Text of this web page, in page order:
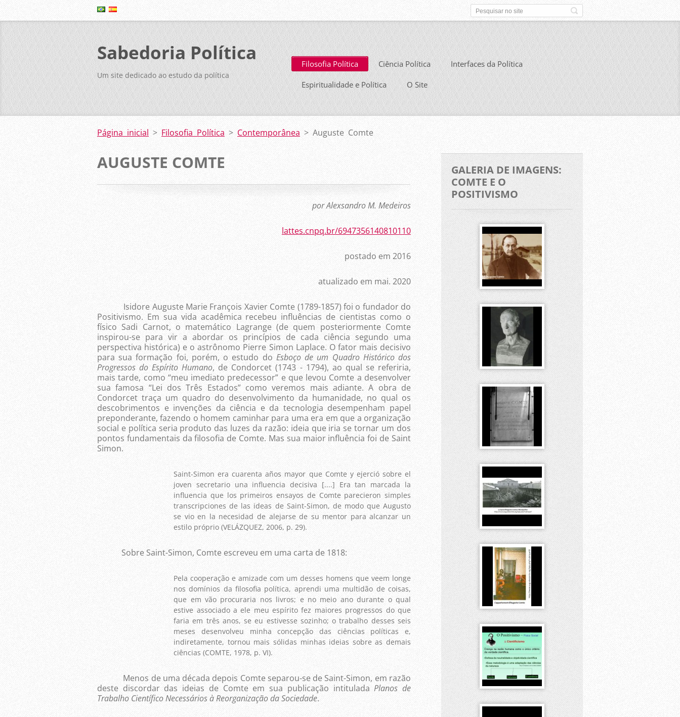
Sabedoria Política
Um site dedicado ao estudo da política
Filosofia Política Ciência Política Interfaces da Política
Espiritualidade e Política O Site
Página inicial > Filosofia Política > Contemporânea > Auguste Comte
AUGUSTE COMTE
por Alexsandro M. Medeiros
lattes.cnpq.br/6947356140810110
postado em 2016
atualizado em mai. 2020
Isidore Auguste Marie François Xavier Comte (1789-1857) foi o fundador do
Positivismo. Em sua vida acadêmica recebeu influências de cientistas como o
físico Sadi Carnot, o matemático Lagrange (de quem posteriormente Comte
inspirou-se para vir a abordar os princípios de cada ciência segundo uma
perspectiva histórica) e o astrônomo Pierre Simon Laplace. O fator mais decisivo
para sua formação foi, porém, o estudo do Esboço de um Quadro Histórico dos
Progressos do Espírito Humano, de Condor­cet (1743 - 1794), ao qual se referiria,
mais tarde, como “meu imediato predecessor” e que levou Comte a desenvolver
sua famosa “Lei dos Três Estados” como veremos mais adiante. A obra de
Condorcet traça um quadro do desenvolvimento da humanidade, no qual os
descobrimentos e invenções da ciência e da tecnologia desempenham papel
preponderante, fazendo o homem caminhar para uma era em que a organização
social e política seria pro­duto das luzes da razão: ideia que iria se tornar um dos
pontos fundamentais da filosofia de Comte. Mas sua maior influência foi de Saint
Simon.
Saint-Simon era cuarenta años mayor que Comte y ejerció sobre el
joven secretario una influencia decisiva [....] Era tan marcada la
influencia que los primeiros ensayos de Comte parecieron simples
transcripciones de las ideas de Saint-Simon, de modo que Augusto
se vio en la necesidad de alejarse de su mentor para alcanzar un
estilo próprio (VELÁZQUEZ, 2006, p. 29).
Sobre Saint-Simon, Comte escreveu em uma carta de 1818:
Pela cooperação e amizade com um desses homens que veem longe
nos domínios da filosofia política, aprendi uma multidão de coisas,
que em vão procuraria nos livros; e no meio ano durante o qual
estive associado a ele meu espírito fez maiores progressos do que
faria em três anos, se eu estivesse sozinho; o trabalho desses seis
meses desenvolveu minha concepção das ciências políticas e,
indiretamente, tornou mais sólidas minhas ideias sobre as demais
ciências (COMTE, 1978, p. VI).
Menos de uma década depois Comte separou-se de Saint-Simon, em razão
deste discordar das ideias de Comte em sua publicação intituladaPlanos de
Trabalho Científico Necessários à Reorganização da Sociedade.
GALERIA DE IMAGENS:
COMTE E O
POSITIVISMO